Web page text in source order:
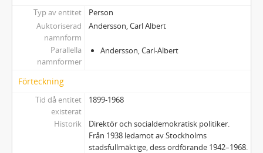
Typ av entitet
Person
Auktoriserad
namnform
Andersson, Carl Albert
Parallella
namnformer
Andersson, Carl-Albert
Förteckning
Tid då entitet
existerat
1899-1968
Historik
Direktör och socialdemokratisk politiker.
Från 1938 ledamot av Stockholms
stadsfullmäktige, dess ordförande 1942–1968.